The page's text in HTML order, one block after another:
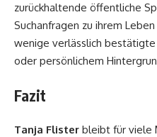
zurückhaltende öffentliche
Suchanfragen zu ihrem
wenige verlässlich
oder persönlichem
Fazit
Tanja Flister bleibt für viele